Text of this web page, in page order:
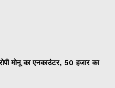
मोनू का एनकाउंटर, 50 हजार का